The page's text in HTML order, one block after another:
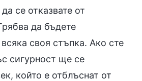
се отказвате от
да бъдете
своя стъпка. Ако сте
сигурност ще се
който е отблъснат от